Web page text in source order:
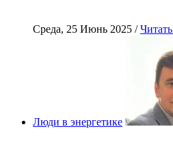
Среда, 25 Июнь 2025 /
Люди в энергетике